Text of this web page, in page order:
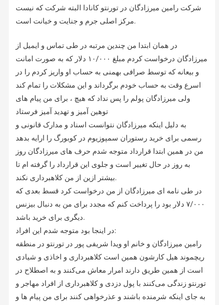
شرکت رامین میرزادگان در تورنتو کانادا البته شرکت که نیست
مرکز اصلی جرم و جنایت و خیانت است.
در همان ابتدا من چندین مرتبه در طی تماس و ایمیل از
میرزادگان درخواست کردم مبلغ ۱۰/۰۰۰ دلار که به صورت امانت
و بیعانه که توسط صرافی بهمنی به حساب او واریز کردم را در
اسرع وقت به حساب خودم برگرداند و این مشکلات را تمام کند
ولی میرزادگان پولم را پس نداد که هیچ ، برای من پیام های
توهین آمیز و تهدید آمیز فرستاد
به دلیل اینکه میرزادگان نتوانست اسناد و مدارک قانونی و
رسمی برای خرید رستوران سمپوزیوم در کوبورگ را ارایه بدهد
من در همین ابتدا قرارداد متوجه شدم حرف های میرزادگان روز
به روز در حال تغییر است و جلوی این قرارداد را گرفته ام تا
بیشتر ازین از من کلاهبرداری نکند.
در طی نامه ای میرزادگان از من درخواست کرد قسط بعدی که
۷/۰۰۰ دلار بود را پرداخت کنم که مجدد برای من به دنبال بیزنس
دیگری برای خرید باشد.
در اینجا بود متوجه شدم این افراد:
رامین میرزادگان و خانم او ویدا شریفی پور در تورنتو در منطقه
ریچموند هیل کارشون همین است کلاهبرداری و اخاذی و شیادی
است از همین طریق دارند امرار معاش می‌کنند و به اصطلاح در
تورنتو زندگی می‌کنند با پول دزدی و کلاهبرداری از افراد مهاجر و
به جای اینکه شرمنده باشند و عذرخواهی کنند برای من پیام ها و